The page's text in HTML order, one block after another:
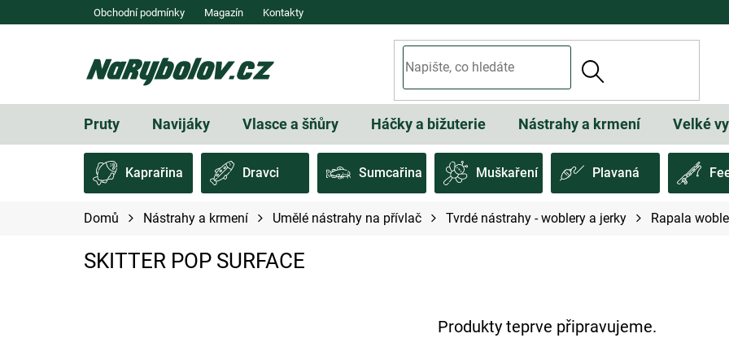
na
Obchodní podmínky Magazín Kontakty
Pruty Navijáky Vlasce a šňůry Háčky a bižuterie Nástrahy a krmení Velké
Kaprařina Dravci Sumcařina Muškaření Plavaná
Domů Nástrahy a krmení Umělé nástrahy na přívlač Tvrdé nástrahy - woblery a jerky Rapala
SKITTER POP SURFACE
Produkty teprve připravujeme.